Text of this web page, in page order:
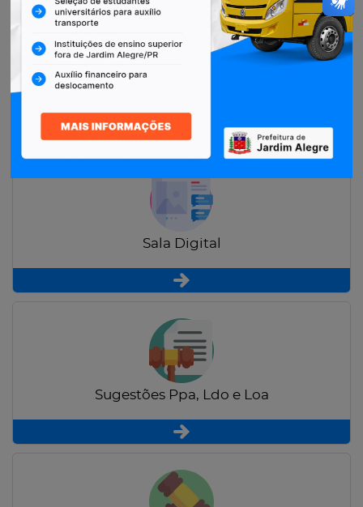
Restituição de Contribuintes
Sala Digital
Sugestões Ppa, Ldo e Loa